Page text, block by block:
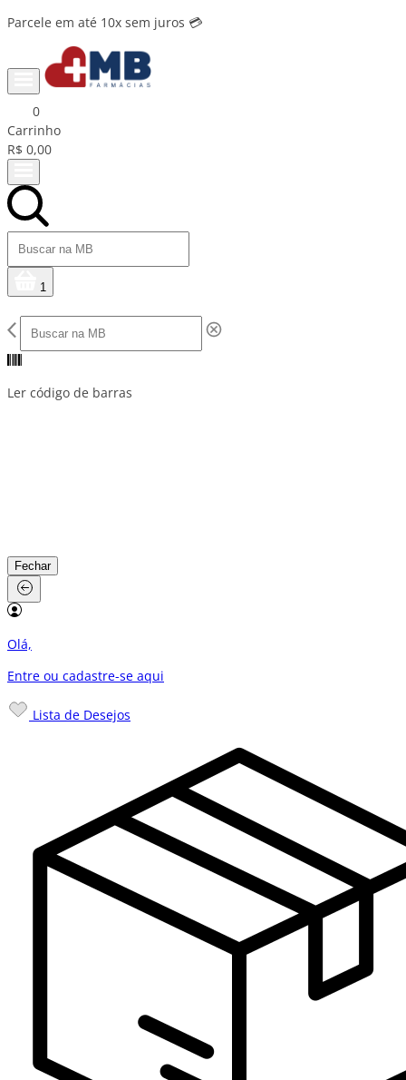
Parcele em até 10x sem juros 💳
0
Carrinho
R$ 0,00
1
Ler código de barras
Fechar
Olá,
Entre ou cadastre-se aqui
Lista de Desejos